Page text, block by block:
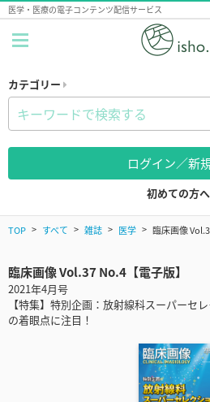
医学・医療の電子コンテンツ配信サービス
カテゴリー
ログイン／新
初めての方へ
TOP すべて 雑誌 医学 臨床画像
臨床画像 Vol.37 No.4【電子版】
2021年4月号
【特集】特別企画：放射線科スーパーセ
の着眼点に注目！